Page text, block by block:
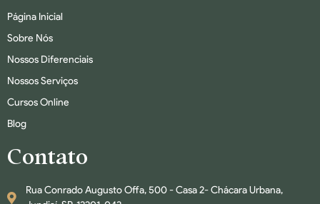
Página Inicial
Sobre Nós
Nossos Diferenciais
Nossos Serviços
Cursos Online
Blog
Contato
Rua Conrado Augusto Offa, 500 - Casa 2- Chácara Urbana,